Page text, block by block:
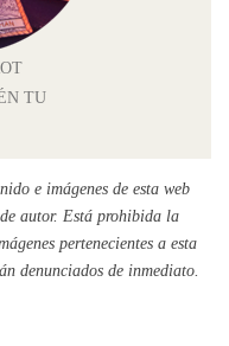
TU
e imágenes de esta web
autor. Está prohibida la
pertenecientes a esta
denunciados de inmediato.